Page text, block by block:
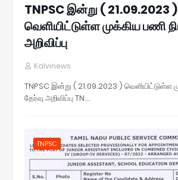
TNPSC இன்று ( 21.09.2023 )
வெளியிட்டுள்ள முக்கிய பணி
அறிவிப்பு
Kalvinews
TNPSC இன்று ( 21.09.2023 ) வெளியிட்டுள்ள
தேர்வு அறிவிப்பு TN…
TNPSC